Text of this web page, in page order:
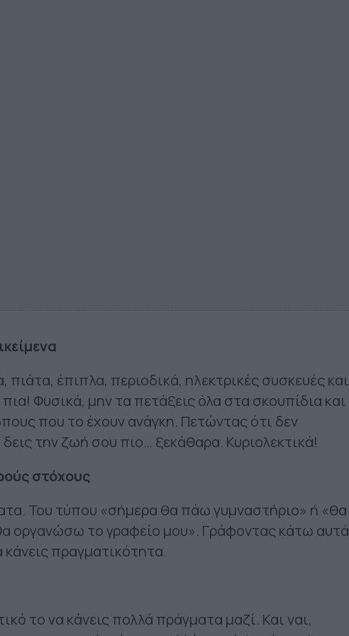
έπιπλα, περιοδικά, ηλεκτρικές συσκευές και
Φυσικά, μην τα πετάξεις όλα στα σκουπίδια και
που το έχουν ανάγκη. Πετώντας ότι δεν
την ζωή σου πιο… ξεκάθαρα. Κυριολεκτικά!
στόχους
Του τύπου «σήμερα θα πάω γυμναστήριο» ή «θα
οργανώσω το γραφείο μου». Γράφοντας κάτω αυτά
πραγματικότητα.
το να κάνεις πολλά πράγματα μαζί. Και ναι,